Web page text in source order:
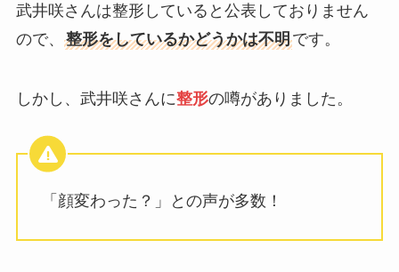
武井咲さんは整形していると公表しておりません
ので、 整形をしているかどうかは不明です。
しかし、武井咲さんに整形の噂がありました。
「顔変わった？」との声が多数！